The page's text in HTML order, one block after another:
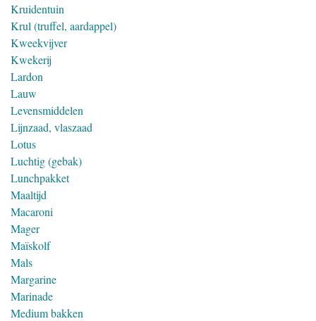
Kruidentuin
Krul (truffel, aardappel)
Kweekvijver
Kwekerij
Lardon
Lauw
Levensmiddelen
Lijnzaad, vlaszaad
Lotus
Luchtig (gebak)
Lunchpakket
Maaltijd
Macaroni
Mager
Maïskolf
Mals
Margarine
Marinade
Medium bakken